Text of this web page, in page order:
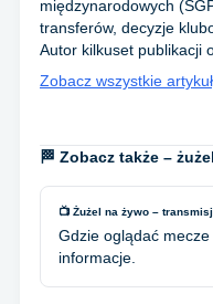
międzynarodowych
transferów, decyzje
Autor kilkuset publikacji
Zobacz wszystkie
🏁 Zobacz także –
📺 Żużel na żywo –
Gdzie oglądać
informacje.